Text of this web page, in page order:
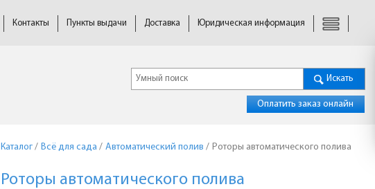
Контакты Пункты выдачи Доставка Юридическая информация
Искать
Оплатить заказ онлайн
Каталог / Всё для сада / Автоматический полив / Роторы автоматического полива
Роторы автоматического полива